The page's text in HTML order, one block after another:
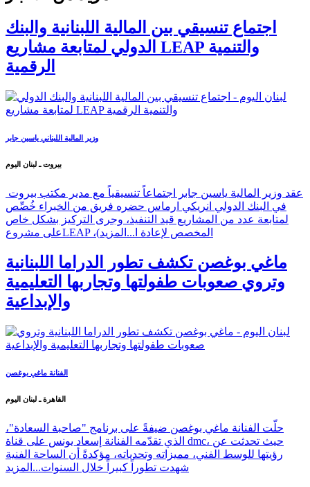
اجتماع تنسيقي بين المالية اللبنانية والبنك
الدولي لمتابعة مشاريع LEAP والتنمية
الرقمية
وزير المالية اللبناني ياسين جابر
بيروت ـ لبنان اليوم
في البنك الدولي انريكي ارماس حضره فريق من الخبراء خُصِّص
لمتابعة عدد من المشاريع قيد التنفيذ، وجرى التركيز بشكل خاص
على مشروعLEAP ،(المخصص لإعادة ا... المزيد
ماغي بوغصن تكشف تطور الدراما اللبنانية
وتروي صعوبات طفولتها وتجاربها التعليمية
والإبداعية
الفنانة ماغي بوغصن
القاهرة ـ لبنان اليوم
حلّت الفنانة ماغي بوغصن ضيفةً على برنامج "صاحبة السعادة"،
الذي تقدّمه الفنانة إسعاد يونس على قناة dmc، حيث تحدثت عن
رؤيتها للوسط الفني، مميزاته وتحدياته، مؤكدةً أن الساحة الفنية
شهدت تطوراً كبيراً خلال السنوات... المزيد